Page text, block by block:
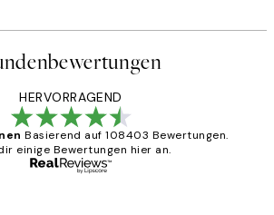
HERVORRAGEND
Basierend auf 108403 Bewertungen.
einige Bewertungen hier an.